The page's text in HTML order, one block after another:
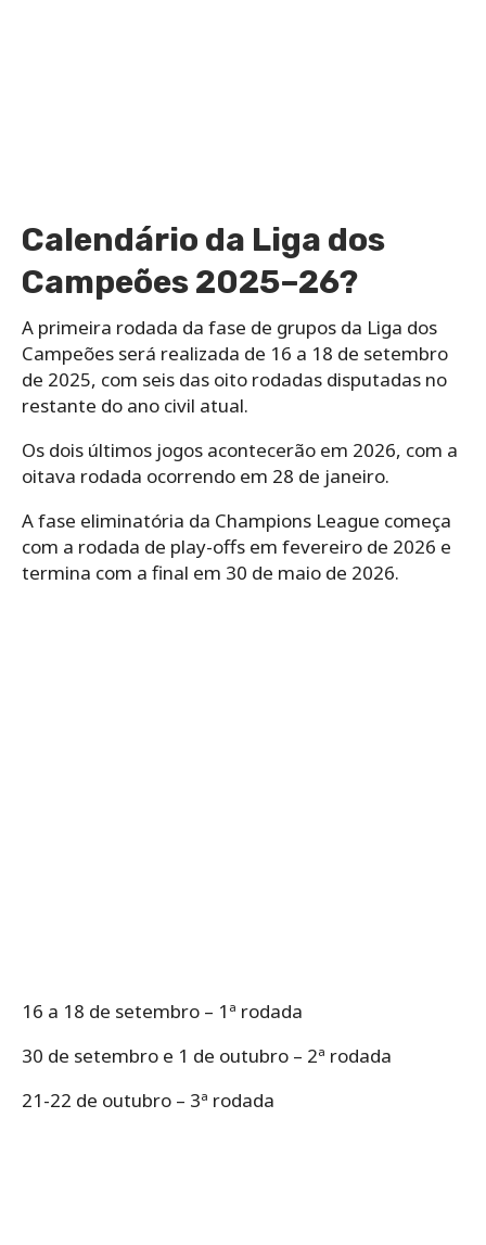
Calendário da Liga dos
Campeões 2025–26?
A primeira rodada da fase de grupos da Liga dos
Campeões será realizada de 16 a 18 de setembro
de 2025, com seis das oito rodadas disputadas no
restante do ano civil atual.
Os dois últimos jogos acontecerão em 2026, com a
oitava rodada ocorrendo em 28 de janeiro.
A fase eliminatória da Champions League começa
com a rodada de play-offs em fevereiro de 2026 e
termina com a final em 30 de maio de 2026.
16 a 18 de setembro – 1ª rodada
30 de setembro e 1 de outubro – 2ª rodada
21-22 de outubro – 3ª rodada